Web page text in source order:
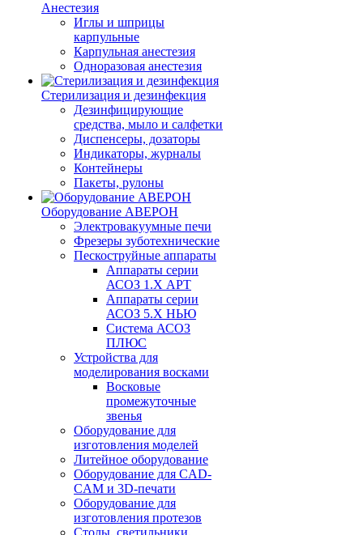
Анестезия
Иглы и шприцы
карпульные
Карпульная анестезия
Одноразовая анестезия
Стерилизация и дезинфекция
Дезинфицирующие
средства, мыло и салфетки
Диспенсеры, дозаторы
Индикаторы, журналы
Контейнеры
Пакеты, рулоны
Оборудование АВЕРОН
Электровакуумные печи
Фрезеры зуботехнические
Пескоструйные аппараты
Аппараты серии
АСОЗ 1.Х АРТ
Аппараты серии
АСОЗ 5.Х НЬЮ
Система АСОЗ
ПЛЮС
Устройства для
моделирования восками
Восковые
промежуточные
звенья
Оборудование для
изготовления моделей
Литейное оборудование
Оборудование для CAD-
CAM и 3D-печати
Оборудование для
изготовления протезов
Cтолы, светильники,